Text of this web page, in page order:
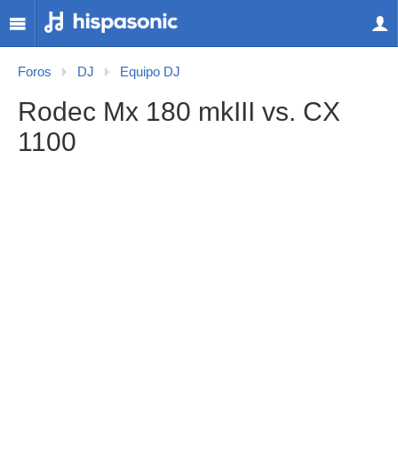
Foros DJ Equipo DJ
Rodec Mx 180 mkIII vs. CX
1100